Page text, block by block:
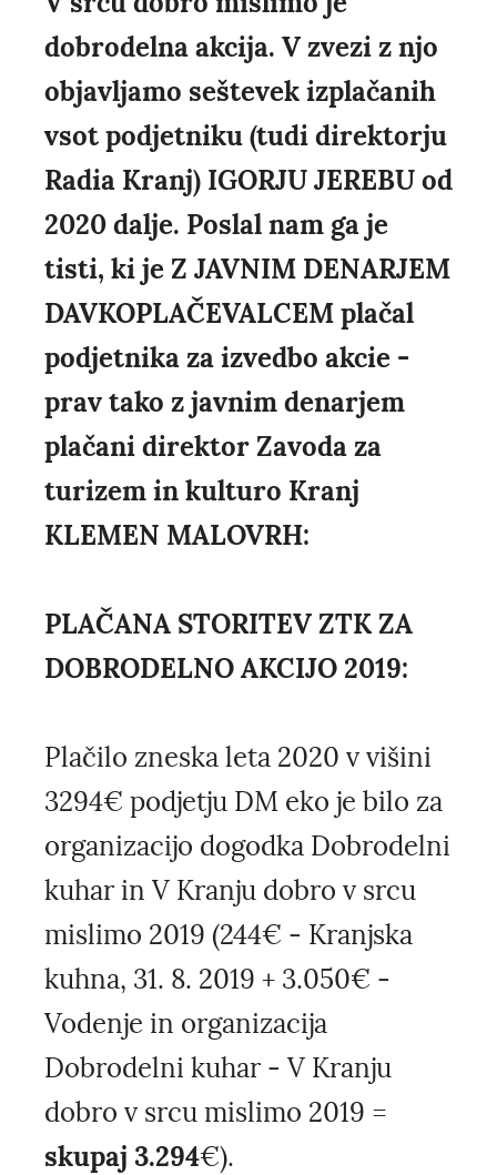
dobrodelna akcija. V zvezi z njo
objavljamo seštevek izplačanih
vsot podjetniku (tudi direktorju
Radia Kranj) IGORJU JEREBU od
2020 dalje. Poslal nam ga je
tisti, ki je Z JAVNIM DENARJEM
DAVKOPLAČEVALCEM plačal
podjetnika za izvedbo akcie -
prav tako z javnim denarjem
plačani direktor Zavoda za
turizem in kulturo Kranj
KLEMEN MALOVRH:
PLAČANA STORITEV ZTK ZA
DOBRODELNO AKCIJO 2019:
Plačilo zneska leta 2020 v višini
3294€ podjetju DM eko je bilo za
organizacijo dogodka Dobrodelni
kuhar in V Kranju dobro v srcu
mislimo 2019 (244€ - Kranjska
kuhna, 31. 8. 2019 + 3.050€ -
Vodenje in organizacija
Dobrodelni kuhar - V Kranju
dobro v srcu mislimo 2019 =
skupaj 3.294€).